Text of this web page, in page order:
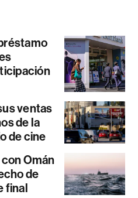
ventas
de la
de cine
Omán
de
final